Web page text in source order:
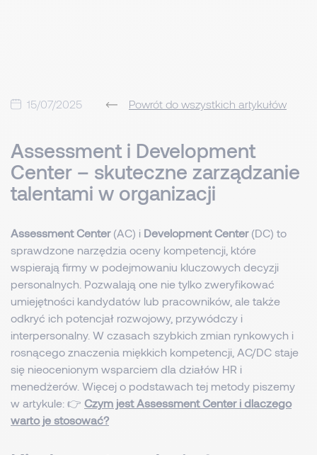
15/07/2025 Powrót do wszystkich artykułów
Assessment i Development
Center – skuteczne zarządzanie
talentami w organizacji
Assessment Center(AC) i Development Center(DC) to
sprawdzone narzędzia oceny kompetencji, które
wspierają firmy w podejmowaniu kluczowych decyzji
personalnych. Pozwalają one nie tylko zweryfikować
umiejętności kandydatów lub pracowników, ale także
odkryć ich potencjał rozwojowy, przywódczy i
interpersonalny. W czasach szybkich zmian rynkowych i
rosnącego znaczenia miękkich kompetencji, AC/DC staje
się nieocenionym wsparciem dla działów HR i
menedżerów. Więcej o podstawach tej metody piszemy
w artykule: 👉 Czym jest Assessment Center i dlaczego
warto je stosować?